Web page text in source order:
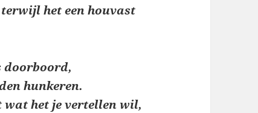
het een houvast
doorboord,
hunkeren.
het je vertellen wil,